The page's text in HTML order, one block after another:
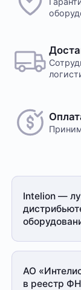
Intelion —
АО
в реестр